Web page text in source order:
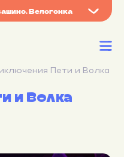
Велогонка
Пети и Волка
и Волка